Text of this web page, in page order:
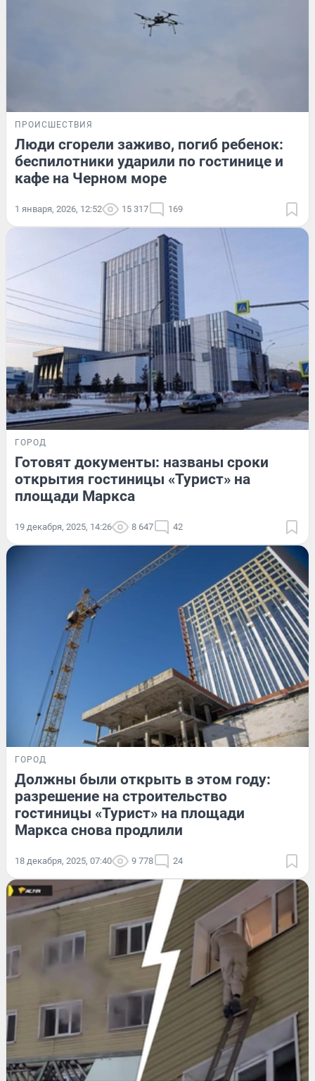
ПРОИСШЕСТВИЯ
Люди сгорели заживо, погиб ребенок:
беспилотники ударили по гостинице и
кафе на Черном море
1 января, 2026, 12:52 15 317 169
ГОРОД
Готовят документы: названы сроки
открытия гостиницы «Турист» на
площади Маркса
19 декабря, 2025, 14:26 8 647 42
ГОРОД
Должны были открыть в этом году:
разрешение на строительство
гостиницы «Турист» на площади
Маркса снова продлили
18 декабря, 2025, 07:40 9 778 24